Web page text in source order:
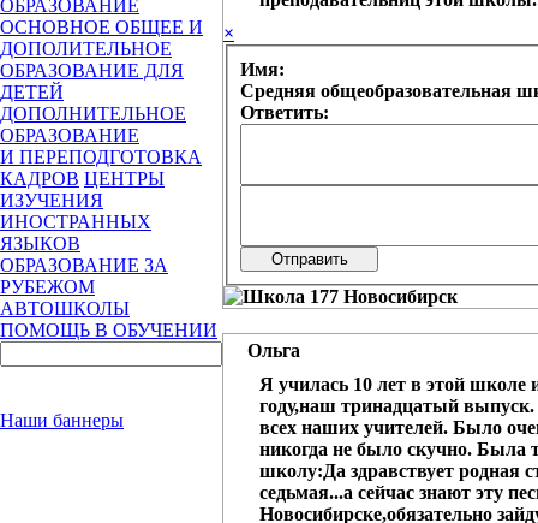
ОБРАЗОВАНИЕ
ОСНОВНОЕ ОБЩЕЕ И
ДОПОЛИТЕЛЬНОЕ
ОБРАЗОВАНИЕ ДЛЯ
ДЕТЕЙ
ДОПОЛНИТЕЛЬНОЕ
ОБРАЗОВАНИЕ
И ПЕРЕПОДГОТОВКА
КАДРОВ ЦЕНТРЫ
ИЗУЧЕНИЯ
ИНОСТРАННЫХ
ЯЗЫКОВ
ОБРАЗОВАНИЕ ЗА
РУБЕЖОМ
АВТОШКОЛЫ
ПОМОЩЬ В ОБУЧЕНИИ
Наши баннеры
×
Имя:
Средняя общеобразовательная
Ответить:
Ольга
Я училась 10 лет в этой школе
году,наш тринадцатый
всех наших учителей. Было
никогда не было скучно. Была
школу:Да здравствует родная
седьмая...а сейчас знают эту
Новосибирске,обязательно